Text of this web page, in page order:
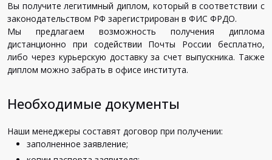
Вы получите легитимный диплом, который в соответствии с
законодательством РФ зарегистрирован в ФИС ФРДО.
Мы
предлагаем возможность получения
диплома
дистанционно
при содействии Почты России бесплатно,
либо через курьерскую доставку за счет выпускника. Также
диплом можно забрать в офисе института.
Необходимые документы
Наши менеджеры составят договор при получении:
заполненное заявление;